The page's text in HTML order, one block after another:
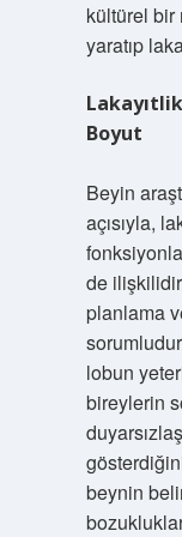
kültürel bir
yaratıp
Boyut
Beyin
açısıyla,
de
planlama
lobun
bireylerin
beynin